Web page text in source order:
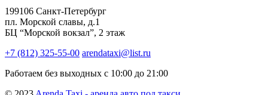
199106 Санкт-Петербург
пл. Морской славы, д.1
БЦ “Морской вокзал”, 2 этаж
+7 (812) 325-55-00 arendataxi@list.ru
Работаем без выходных с 10:00 до 21:00